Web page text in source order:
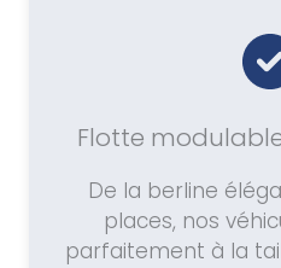
Flotte
De la berline
places, nos
parfaitement à la